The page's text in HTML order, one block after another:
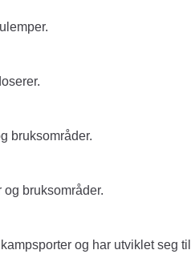
bruksområder.
og bruksområder.
og har utviklet seg